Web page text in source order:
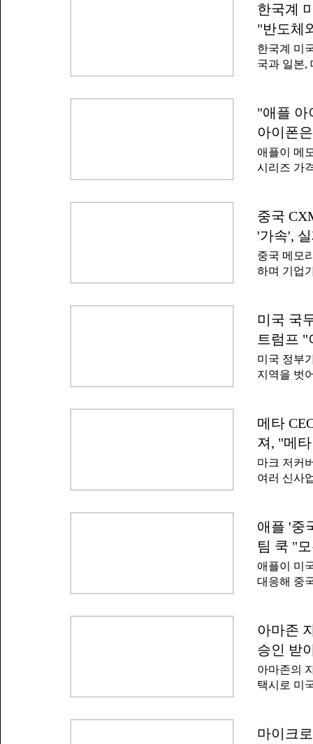
자를 받을
크 기업들
서에 반영
럴당
유는 직전
장을 마감
령이 이란
서 국제유
비스(SNS)
한다고 밝
르무즈에
질 것"이
이라는 기
한국계
"반도체
한국계 미
국과 일본,
고 한국과
원 외교 위
는 수하스
원(아이오
했다.대표
경원 국민
의원과 회
계 관계자
이행 방안
"애플 아
아이폰
애플이 메
시리즈 가
시각) 블룸
확실시되
건"이라고
단가, 신형
한 이유로
폰18 프로
폰18 프로
하드웨어
중국
'가속',
중국 메모
하며 기업
력을 무시
증권가 의
"CXMT를
된 모든 대
다.CXMT
31일)으로
블룸버그는
미국 국
트럼프 "
미국 정부
지역을 벗
국무부는 "
따른 차질
말했다.국
항 일정을
을 검토해
군사 충돌
트럼프 미
격을 강화
악화되고
메타
져, "메
마크 저커
여러 신사
여주지 못
파이낸셜
가 다양한
고 있다는
발표한 뒤
략을 부정
전했다.메
매출과 단
애플 '중
팀 쿡 "
애플이 미
대응해 중
분기 이후
다"고 말
낸드플래
도체 가격
가파르게
일이 불가
아마존
승인 받
아마존의
택시로 미
입할 수 있
마이크